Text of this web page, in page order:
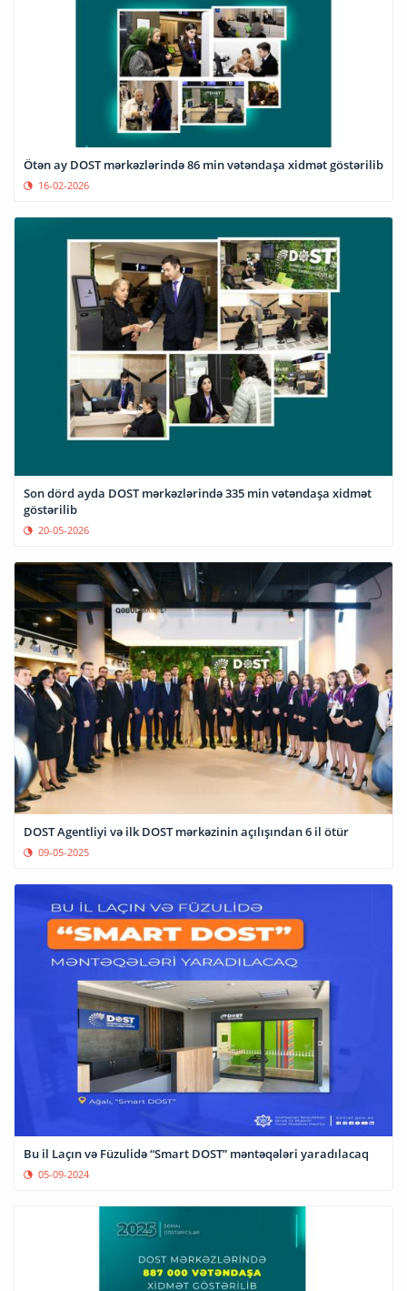
Ötən ay DOST mərkəzlərində 86 min vətəndaşa xidmət göstərilib
16-02-2026
Son dörd ayda DOST mərkəzlərində 335 min vətəndaşa xidmət
göstərilib
20-05-2026
DOST Agentliyi və ilk DOST mərkəzinin açılışından 6 il ötür
09-05-2025
Bu il Laçın və Füzulidə “Smart DOST” məntəqələri yaradılacaq
05-09-2024